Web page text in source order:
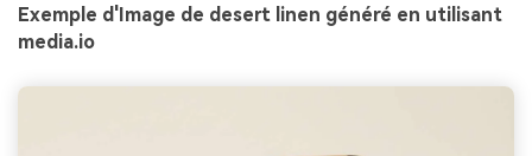
Exemple d'Image de desert linen généré en utilisant
media.io